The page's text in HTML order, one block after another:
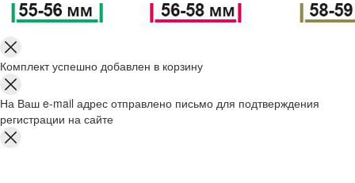
Комплект успешно добавлен в корзину
На Ваш e-mail адрес отправлено письмо для подтверждения
регистрации на сайте